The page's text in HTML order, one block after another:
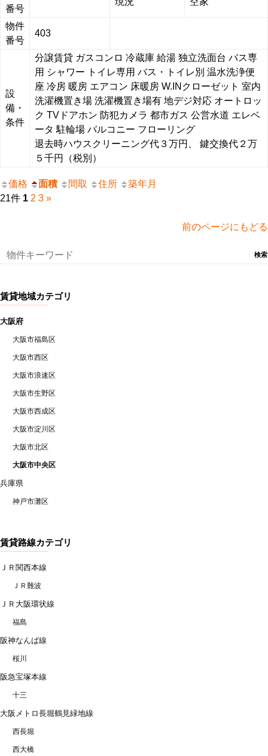
番号
物件
番号
403
設
備・
条件
分譲賃貸 ガスコンロ 冷蔵庫 給湯 独立洗面台 バス専
用 シャワー トイレ専用 バス・トイレ別 温水洗浄便
座 冷房 暖房 エアコン 床暖房 W.INクローゼット 室内
洗濯機置き場 洗濯機置き場有 地デジ対応 オートロッ
ク TVドアホン 防犯カメラ 都市ガス 公営水道 エレベ
ータ 駐輪場 バルコニー フローリング
退去時ハウスクリーニング代３万円、 鍵交換代２万
５千円（税別）
価格 面積 間取 住所
築年月
21件 1 2 3 »
前のページにもどる
検
賃貸地域カテゴリ
大阪府
大阪市福島区
大阪市西区
大阪市浪速区
大阪市生野区
大阪市西成区
大阪市淀川区
大阪市北区
大阪市中央区
兵庫県
神戸市灘区
賃貸路線カテゴリ
ＪＲ関西本線
ＪＲ難波
ＪＲ大阪環状線
福島
阪神なんば線
桜川
阪急宝塚本線
十三
大阪メトロ長堀鶴見緑地線
西長堀
西大橋